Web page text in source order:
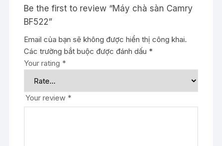
Be the first to review “Máy chà sàn Camry
BF522”
Email của bạn sẽ không được hiển thị công khai.
Các trường bắt buộc được đánh dấu *
Your rating *
Your review *